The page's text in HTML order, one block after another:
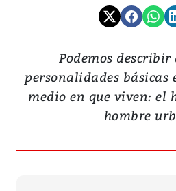
Podemos describir
personalidades básicas
medio en que viven: el
hombre